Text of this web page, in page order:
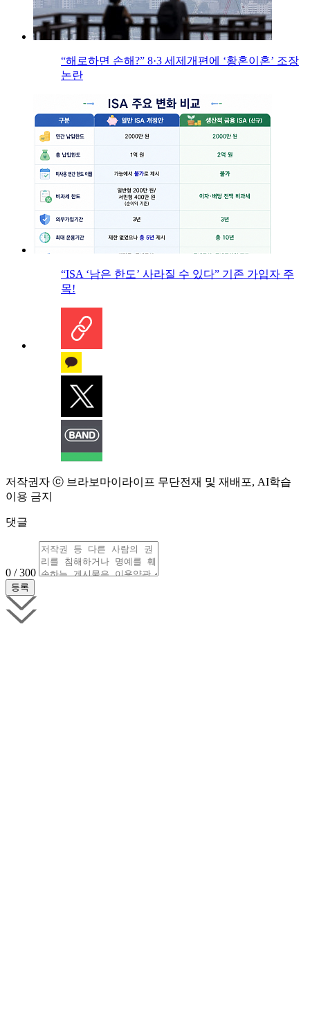
“해로하면 손해?” 8·3 세제개편에 ‘황혼이혼’ 조장
논란
“ISA ‘남은 한도’ 사라질 수 있다” 기존 가입자 주
목!
저작권자 ⓒ 브라보마이라이프 무단전재 및 재배포, AI학습
이용 금지
댓글
0 / 300